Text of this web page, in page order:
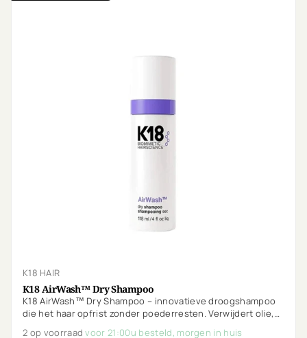
K18 HAIR
K18 AirWash™ Dry Shampoo
K18 AirWash™ Dry Shampoo – innovatieve droogshampoo
die het haar opfrist zonder poederresten. Verwijdert olie,
2 op voorraadvoor 21:00u besteld, morgen in huis